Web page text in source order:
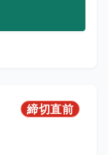
締切直前